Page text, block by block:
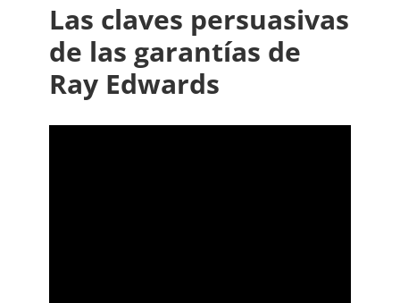
Las claves persuasivas
de las garantías de
Ray Edwards